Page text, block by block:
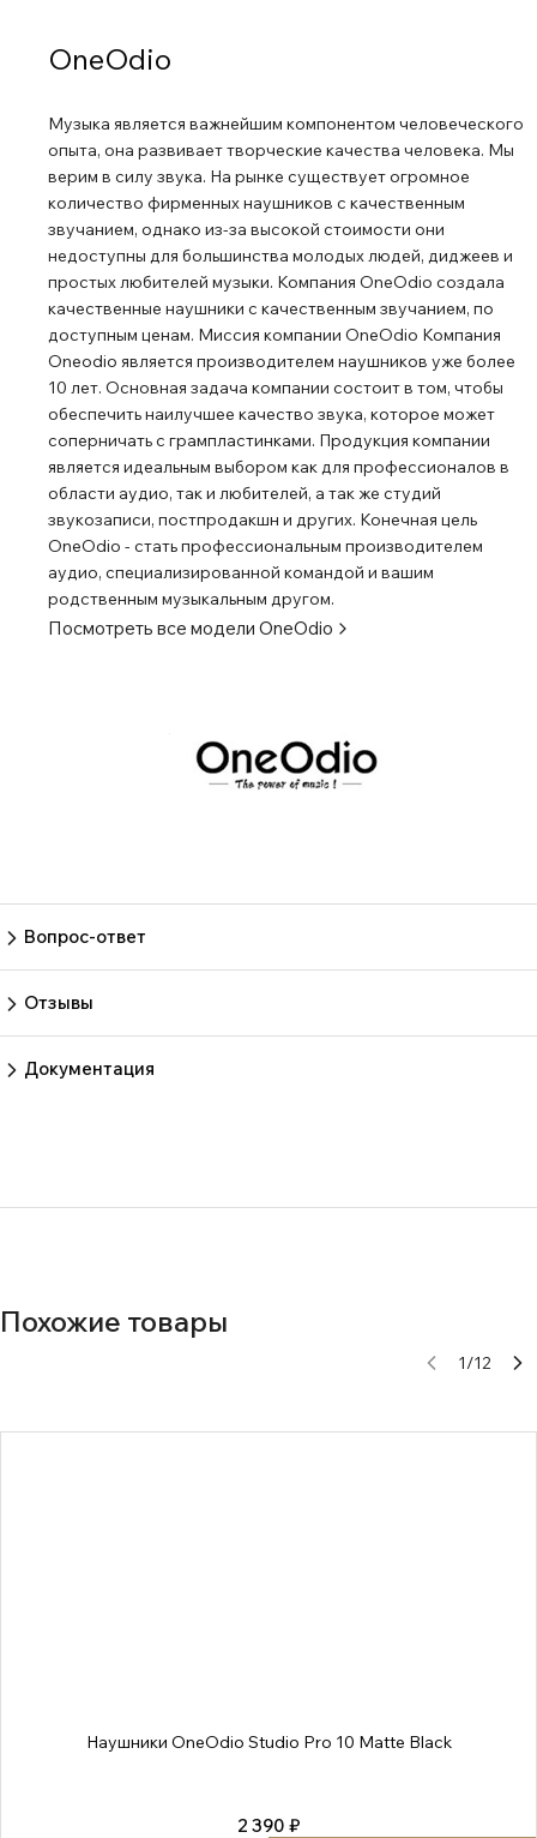
OneOdio
Музыка является важнейшим компонентом человеческого
опыта, она развивает творческие качества человека. Мы
верим в силу звука. На рынке существует огромное
количество фирменных наушников с качественным
звучанием, однако из-за высокой стоимости они
недоступны для большинства молодых людей, диджеев и
простых любителей музыки. Компания OneOdio создала
качественные наушники с качественным звучанием, по
доступным ценам. Миссия компании OneOdio Компания
Oneodio является производителем наушников уже более
10 лет. Основная задача компании состоит в том, чтобы
обеспечить наилучшее качество звука, которое может
соперничать с грампластинками. Продукция компании
является идеальным выбором как для профессионалов в
области аудио, так и любителей, а так же студий
звукозаписи, постпродакшн и других. Конечная цель
OneOdio - стать профессиональным производителем
аудио, специализированной командой и вашим
родственным музыкальным другом.
Посмотреть все модели OneOdio
Вопрос-ответ
Отзывы
Документация
Похожие товары
1/12
Наушники OneOdio Studio Pro 10 Matte Black
2 390 ₽